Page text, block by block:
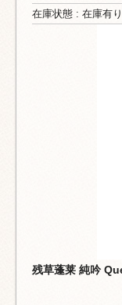
在庫状態 : 在庫有り
残草蓬莱 純吟